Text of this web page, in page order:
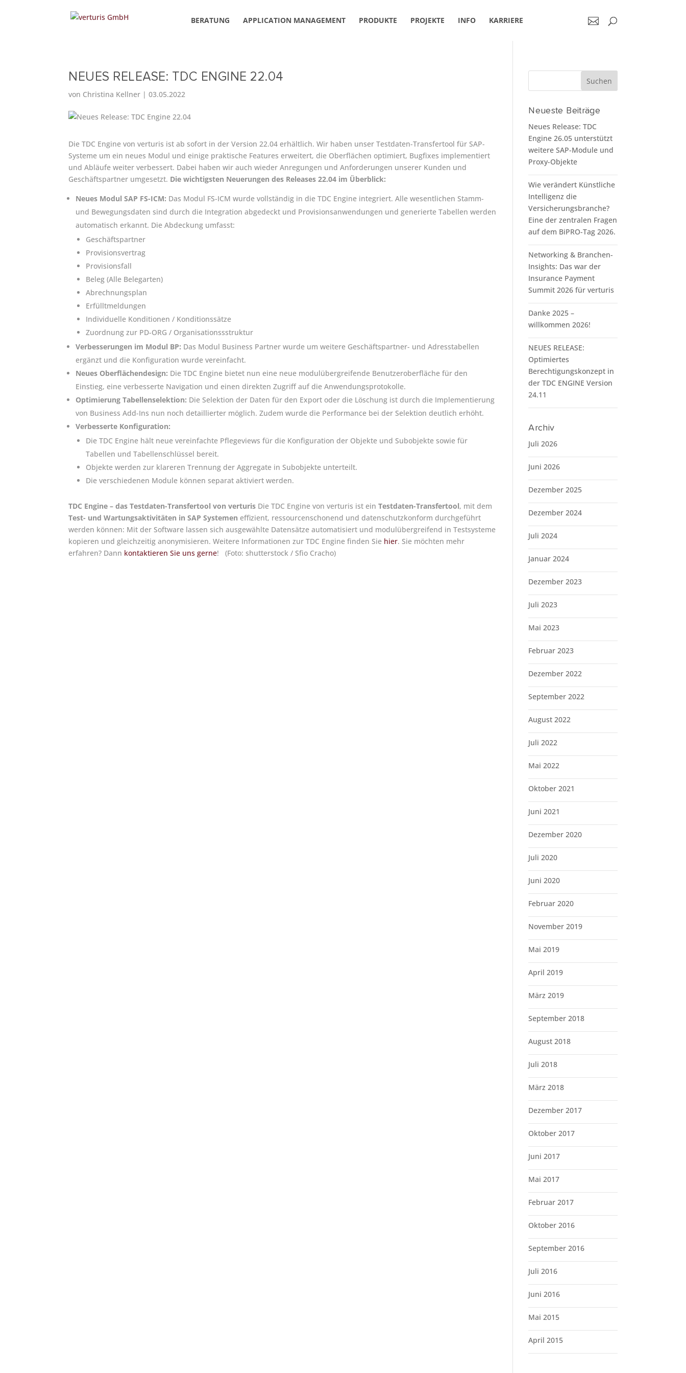
BERATUNG APPLICATION MANAGEMENT PRODUKTE PROJEKTE INFO KARRIERE
NEUES RELEASE: TDC ENGINE 22.04
von Christina Kellner |03.05.2022
Die TDC Engine von verturis ist ab sofort in der Version 22.04 erhältlich. Wir haben unser Testdaten-Transfertool für SAP-
Systeme um ein neues Modul und einige praktische Features erweitert, die Oberflächen optimiert, Bugfixes implementiert
und Abläufe weiter verbessert. Dabei haben wir auch wieder Anregungen und Anforderungen unserer Kunden und
Geschäftspartner umgesetzt. Die wichtigsten Neuerungen des Releases 22.04 im Überblick:
Neues Modul SAP FS-ICM: Das Modul FS-ICM wurde vollständig in die TDC Engine integriert. Alle wesentlichen Stamm-
und Bewegungsdaten sind durch die Integration abgedeckt und Provisionsanwendungen und generierte Tabellen werden
automatisch erkannt. Die Abdeckung umfasst:
Geschäftspartner
Provisionsvertrag
Provisionsfall
Beleg (Alle Belegarten)
Abrechnungsplan
Erfülltmeldungen
Individuelle Konditionen / Konditionssätze
Zuordnung zur PD-ORG / Organisationssstruktur
Verbesserungen im Modul BP: Das Modul Business Partner wurde um weitere Geschäftspartner- und Adresstabellen
ergänzt und die Konfiguration wurde vereinfacht.
Neues Oberflächendesign: Die TDC Engine bietet nun eine neue modulübergreifende Benutzeroberfläche für den
Einstieg, eine verbesserte Navigation und einen direkten Zugriff auf die Anwendungsprotokolle.
Optimierung Tabellenselektion: Die Selektion der Daten für den Export oder die Löschung ist durch die Implementierung
von Business Add-Ins nun noch detaillierter möglich. Zudem wurde die Performance bei der Selektion deutlich erhöht.
Verbesserte Konfiguration:
Die TDC Engine hält neue vereinfachte Pflegeviews für die Konfiguration der Objekte und Subobjekte sowie für
Tabellen und Tabellenschlüssel bereit.
Objekte werden zur klareren Trennung der Aggregate in Subobjekte unterteilt.
Die verschiedenen Module können separat aktiviert werden.
TDC Engine – das Testdaten-Transfertool von verturis Die TDC Engine von verturis ist einTestdaten-Transfertool, mit dem
Test- und Wartungsaktivitäten in SAP Systemen effizient, ressourcenschonend und datenschutzkonform durchgeführt
werden können: Mit der Software lassen sich ausgewählte Datensätze automatisiert und modulübergreifend in Testsysteme
kopieren und gleichzeitig anonymisieren. Weitere Informationen zur TDC Engine finden Sie hier. Sie möchten mehr
erfahren? Dann kontaktieren Sie uns gerne! (Foto: shutterstock / Sfio Cracho)
Neueste Beiträge
Neues Release: TDC
Engine 26.05 unterstützt
weitere SAP-Module und
Proxy-Objekte
Wie verändert Künstliche
Intelligenz die
Versicherungsbranche?
Eine der zentralen Fragen
auf dem BiPRO-Tag 2026.
Networking & Branchen-
Insights: Das war der
Insurance Payment
Summit 2026 für verturis
Danke 2025 –
willkommen 2026!
NEUES RELEASE:
Optimiertes
Berechtigungskonzept in
der TDC ENGINE Version
24.11
Archiv
Juli 2026
Juni 2026
Dezember 2025
Dezember 2024
Juli 2024
Januar 2024
Dezember 2023
Juli 2023
Mai 2023
Februar 2023
Dezember 2022
September 2022
August 2022
Juli 2022
Mai 2022
Oktober 2021
Juni 2021
Dezember 2020
Juli 2020
Juni 2020
Februar 2020
November 2019
Mai 2019
April 2019
März 2019
September 2018
August 2018
Juli 2018
März 2018
Dezember 2017
Oktober 2017
Juni 2017
Mai 2017
Februar 2017
Oktober 2016
September 2016
Juli 2016
Juni 2016
Mai 2015
April 2015